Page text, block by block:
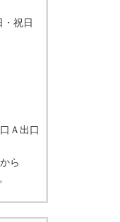
・祝日
Ａ出口
ら